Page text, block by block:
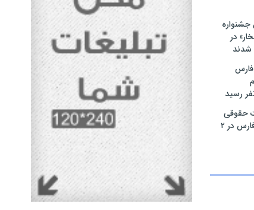
در
شدند
حقوقی
بیش از ۴۰۰ ایثارگر فارس در ۲